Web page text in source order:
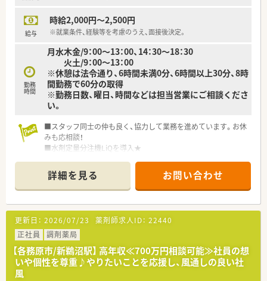
給与
時給2,000円～2,500円
※就業条件、経験等を考慮のうえ、面接後決定。
勤務
時間
月水木金/9：00～13：00、14：30～18：30
火土/9：00～13：00
※休憩は法令通り、6時間未満0分、6時間以上30分、8時
間勤務で60分の取得
※勤務日数、曜日、時間などは担当営業にご相談くださ
い。
■スタッフ同士の仲も良く、協力して業務を進めています。お休
みも応相談！
■水剤定量分注機LiQを導入★
薬局です。
■経営者は、理解のある職場環境を心がけています。
■介護分野にも注力しており、薬剤師の活躍の場を拡げていきた
いと考えています。
＼ こんな会社です ／
■岐阜県各務原市に2店舗展開の調剤薬局です。
店舗同士は車で15分程度と近隣にあり、ヘルプ体制も充実◎
お休みが取得しやすい環境です。
■どちらの店舗も最新の調剤機器を導入しております、ご負担少
詳細を見る お問い合わせ
更新日： 2026/07/23 薬剤師求人ID： 22440
正社員
調剤薬局
【各務原市/新鵜沼駅】 高年収≪700万円相談可能≫社員の想
いや個性を尊重♪やりたいことを応援し、風通しの良い社
風